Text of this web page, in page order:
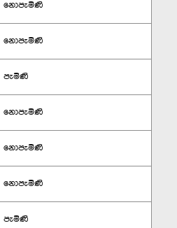
නොපැමිණි
නොපැමිණි
පැමිණි
නොපැමිණි
නොපැමිණි
නොපැමිණි
පැමිණි